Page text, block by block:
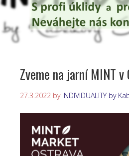
Zveme na jarní MINT v
27.3.2022 by INDIVIDUALITY by